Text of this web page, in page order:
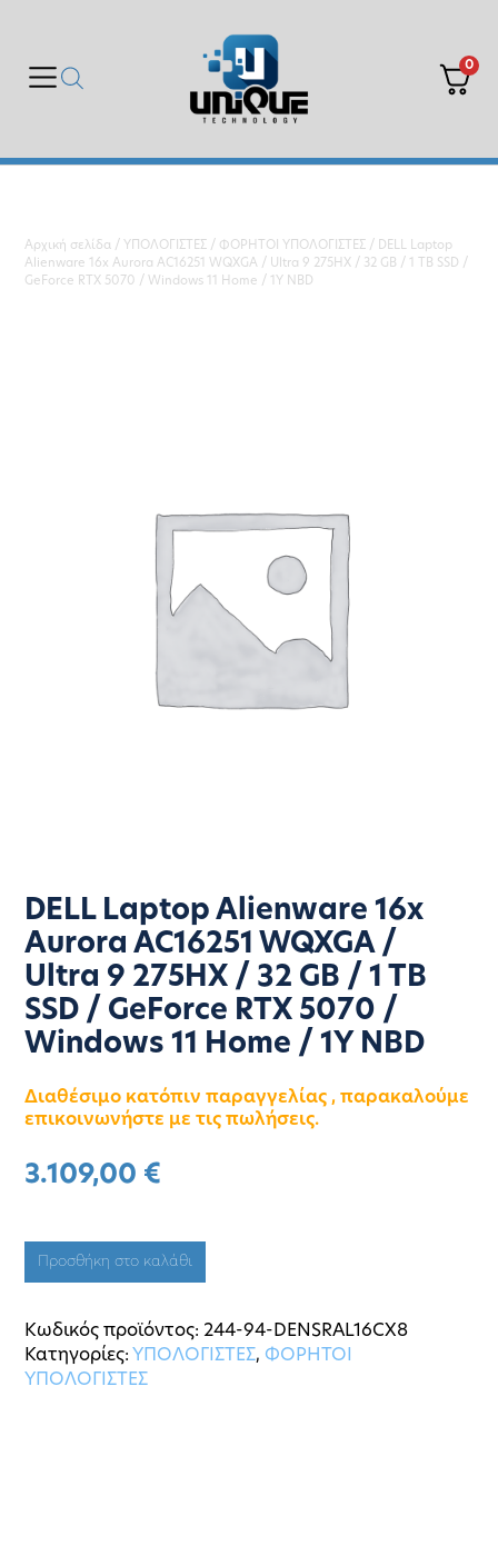
0
Αρχική σελίδα / ΥΠΟΛΟΓΙΣΤΕΣ / ΦΟΡΗΤΟΙ ΥΠΟΛΟΓΙΣΤΕΣ / DELL Laptop
Alienware 16x Aurora AC16251 WQXGA / Ultra 9 275HX / 32 GB / 1 TB SSD /
GeForce RTX 5070 / Windows 11 Home / 1Y NBD
DELL Laptop Alienware 16x
Aurora AC16251 WQXGA /
Ultra 9 275HX / 32 GB / 1 TB
SSD / GeForce RTX 5070 /
Windows 11 Home / 1Y NBD
Διαθέσιμο κατόπιν παραγγελίας , παρακαλούμε
επικοινωνήστε με τις πωλήσεις.
3.109,00 €
Προσθήκη στο καλάθι
Κωδικός προϊόντος:244-94-DENSRAL16CX8
Κατηγορίες: ΥΠΟΛΟΓΙΣΤΕΣ, ΦΟΡΗΤΟΙ
ΥΠΟΛΟΓΙΣΤΕΣ